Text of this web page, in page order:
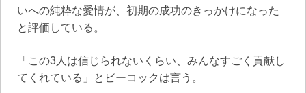
いへの純粋な愛情が、初期の成功のきっかけになった
と評価している。
「この3人は信じられないくらい、みんなすごく貢献し
てくれている」とビーコックは言う。